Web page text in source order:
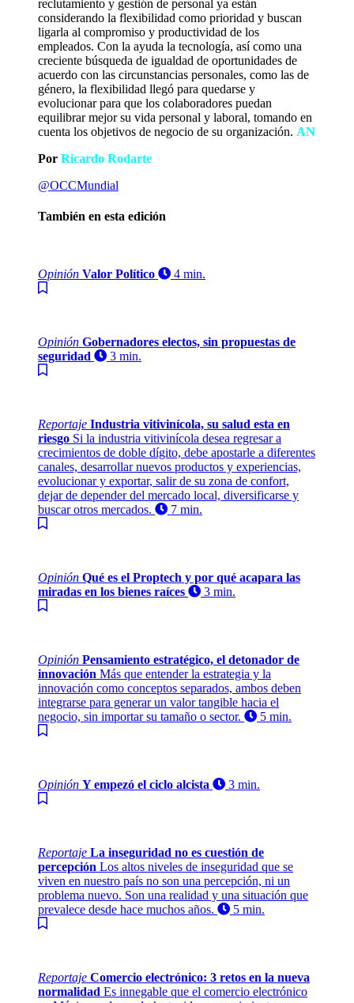
reclutamiento y gestión de personal ya están
considerando la flexibilidad como prioridad y buscan
ligarla al compromiso y productividad de los
empleados. Con la ayuda la tecnología, así como una
creciente búsqueda de igualdad de oportunidades de
acuerdo con las circunstancias personales, como las de
género, la flexibilidad llegó para quedarse y
evolucionar para que los colaboradores puedan
equilibrar mejor su vida personal y laboral, tomando en
cuenta los objetivos de negocio de su organización. AN
Por Ricardo Rodarte
@OCCMundial
También en esta edición
Opinión Valor Político 4 min.
Opinión Gobernadores electos, sin propuestas de
seguridad
3 min.
Reportaje Industria vitivinícola, su salud esta en
riesgo Si la industria vitivinícola desea regresar a
crecimientos de doble dígito, debe apostarle a diferentes
canales, desarrollar nuevos productos y experiencias,
evolucionar y exportar, salir de su zona de confort,
dejar de depender del mercado local, diversificarse y
buscar otros mercados.
7 min.
Opinión Qué es el Proptech y por qué acapara las
miradas en los bienes raíces
3 min.
Opinión Pensamiento estratégico, el detonador de
innovación Más que entender la estrategia y la
innovación como conceptos separados, ambos deben
integrarse para generar un valor tangible hacia el
negocio, sin importar su tamaño o sector.
5 min.
Opinión Y empezó el ciclo alcista 3 min.
Reportaje La inseguridad no es cuestión de
percepción Los altos niveles de inseguridad que se
viven en nuestro país no son una percepción, ni un
problema nuevo. Son una realidad y una situación que
prevalece desde hace muchos años.
5 min.
Reportaje Comercio electrónico: 3 retos en la nueva
normalidad Es innegable que el comercio electrónico